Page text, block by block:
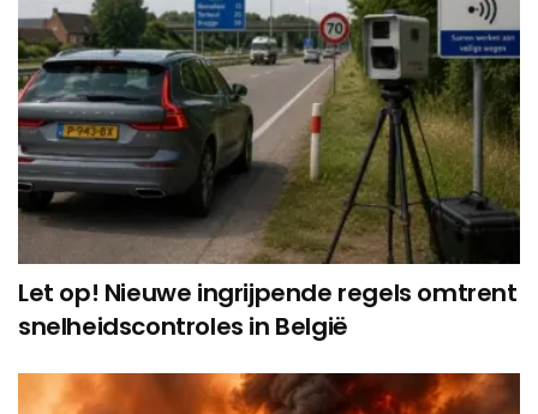
Let op! Nieuwe ingrijpende regels omtrent
snelheidscontroles in België